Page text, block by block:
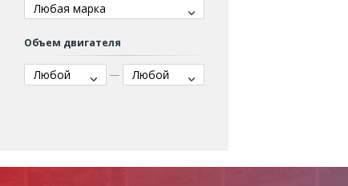
Любая марка
Объем двигателя
Любой Любой